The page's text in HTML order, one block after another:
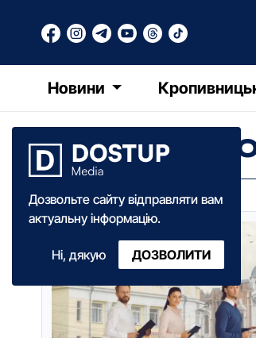
Новини
Дозвольте сайту відправляти вам
актуальну інформацію.
Ні, дякую ДОЗВОЛИТИ
РОБОТА В